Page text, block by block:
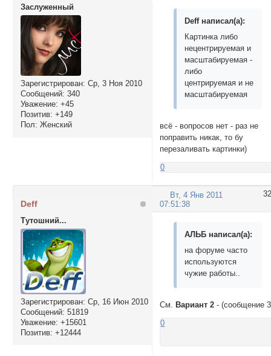
Заслуженный
Зарегистрирован: Ср, 3 Ноя 2010
Сообщений: 340
Уважение: +45
Позитив: +149
Пол: Женский
Deff написал(а):
Картинка либо
нецентрируемая и
масштабируемая -
либо
центрируемая и не
масштабируемая
всё - вопросов нет - раз не
поправить никак, то бу
перезаливать картинки)
0
32
Вт, 4 Янв 2011
07:51:38
Deff
Тутошний...
Зарегистрирован: Ср, 16 Июн 2010
Сообщений: 51819
Уважение: +15601
Позитив: +12444
АЛЬБ написал(а):
на форуме часто
используются
чужие работы..
Cм. Вариант 2 - (сообщение 3
0